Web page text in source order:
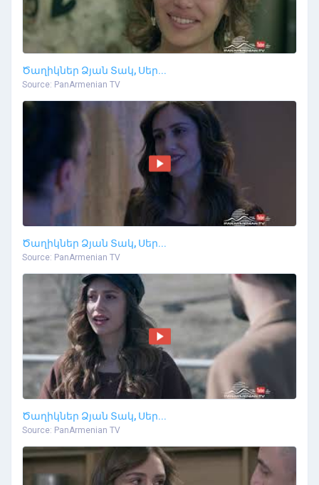
Ծաղիկներ Ձյան Տակ, Սեր...
Source: PanArmenian TV
Ծաղիկներ Ձյան Տակ, Սեր...
Source: PanArmenian TV
Ծաղիկներ Ձյան Տակ, Սեր...
Source: PanArmenian TV